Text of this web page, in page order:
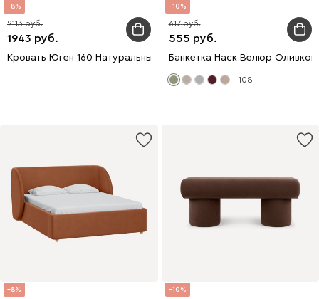
8
1943
2113
Кровать Юген 160 Натуральный
10
555
617
Банкетка Наск Велюр
+108
8 10